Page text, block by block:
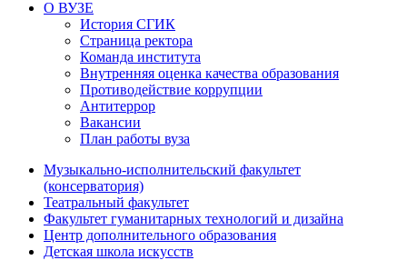
О ВУЗЕ
История СГИК
Страница ректора
Команда института
Внутренняя оценка качества образования
Противодействие коррупции
Антитеррор
Вакансии
План работы вуза
Музыкально-исполнительский факультет
(консерватория)
Театральный факультет
Факультет гуманитарных технологий и дизайна
Центр дополнительного образования
Детская школа искусств